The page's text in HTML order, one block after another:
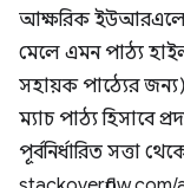
আক্ষরিক ইউআরএলের
মেলে এমন পাঠ্য
সহায়ক পাঠ্যের
ম্যাচ পাঠ্য হিসাবে
পূর্বনির্ধারিত সত্তা